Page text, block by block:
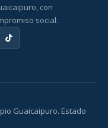
con
social.
Guaicaipuro. Estado